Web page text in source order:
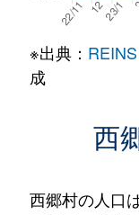
※出典：
成
西
西郷村の人口